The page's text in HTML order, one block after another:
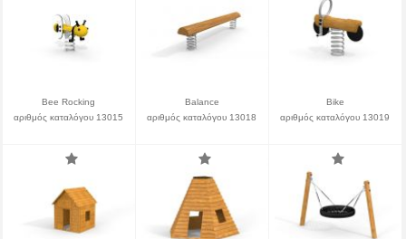
Bee Rocking
αριθμός καταλόγου 13015
Balance
αριθμός καταλόγου 13018
Bike
αριθμός καταλόγου 13019